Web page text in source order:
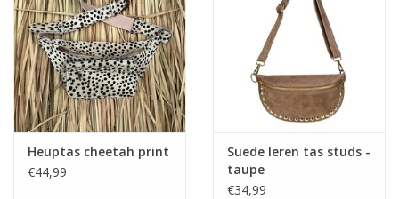
Heuptas cheetah print
€44,99
Suede leren tas studs -
taupe
€34,99